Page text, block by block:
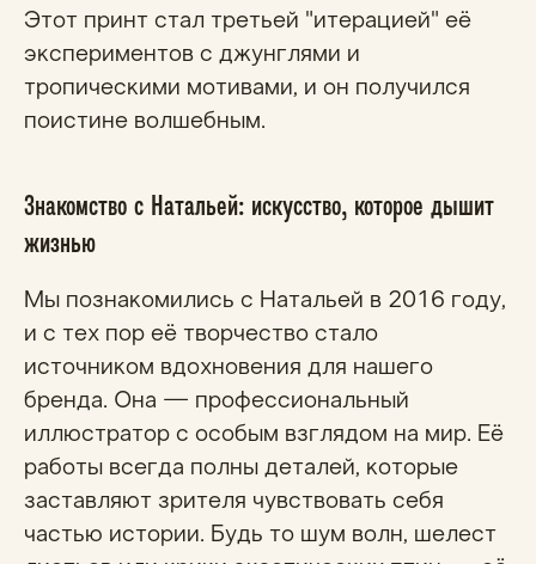
Этот принт стал третьей "итерацией" её
экспериментов с джунглями и
тропическими мотивами, и он получился
поистине волшебным.
Знакомство с Натальей: искусство, которое дышит
жизнью
Мы познакомились с Натальей в 2016 году,
и с тех пор её творчество стало
источником вдохновения для нашего
бренда. Она — профессиональный
иллюстратор с особым взглядом на мир. Её
работы всегда полны деталей, которые
заставляют зрителя чувствовать себя
частью истории. Будь то шум волн, шелест